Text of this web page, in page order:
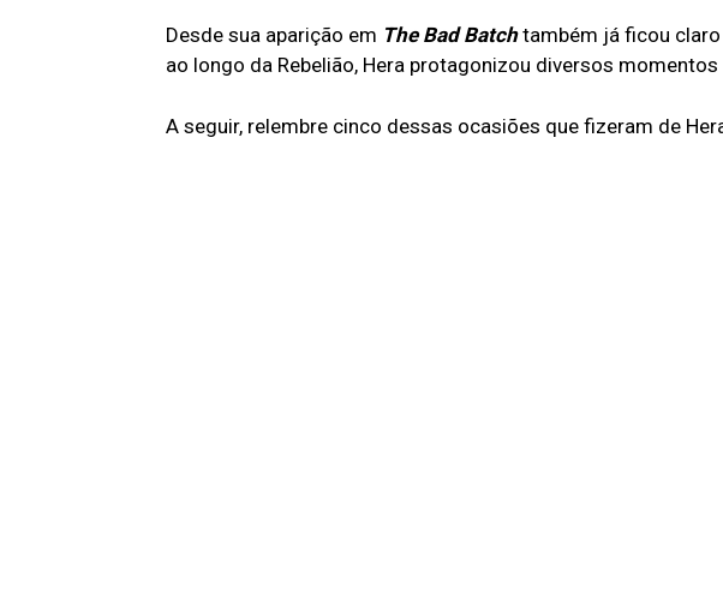
Desde sua aparição em The Bad Batchtambém já ficou claro
ao longo da Rebelião, Hera protagonizou diversos
A seguir, relembre cinco dessas ocasiões que fizeram de